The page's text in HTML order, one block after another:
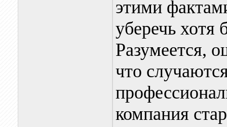
этими
уберечь хотя
Разумеется,
что
компания